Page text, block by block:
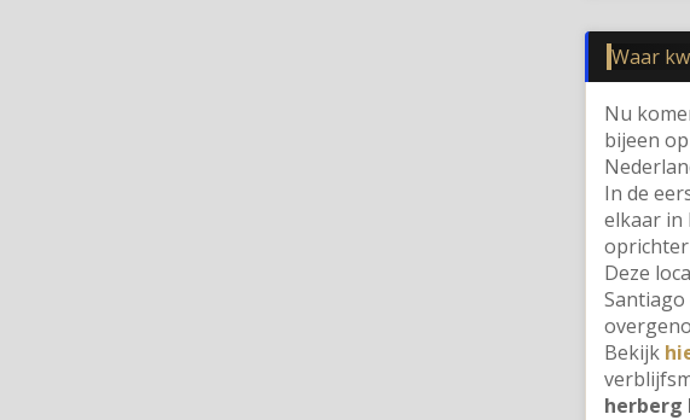
Waar
Nu
bijeen
In de
elkaar in
oprichter
Deze
Santiago
Bekijk
herberg